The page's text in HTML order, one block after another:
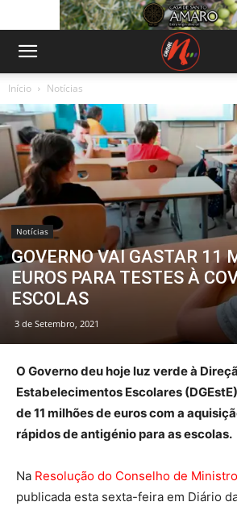
Início Notícias
Notícias
GOVERNO VAI GASTAR 11
EUROS PARA TESTES À
ESCOLAS
3 de Setembro, 2021
O Governo deu hoje luz verde à
Estabelecimentos Escolares
de 11 milhões de euros com a
rápidos de antigénio para as escolas.
Na Resolução do Conselho de
publicada esta sexta-feira em Diário